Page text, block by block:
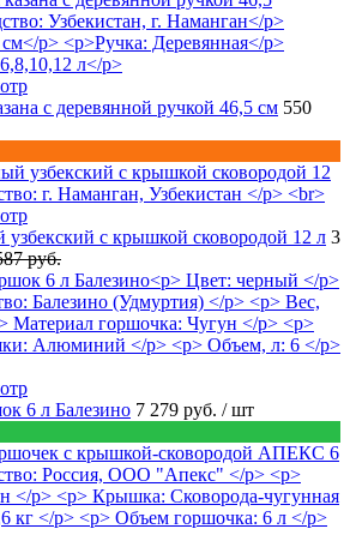
с деревянной ручкой 46,5 см 550
узбекский с крышкой сковородой 12 л 3
руб.
6 л Балезино 7 279 руб. / шт